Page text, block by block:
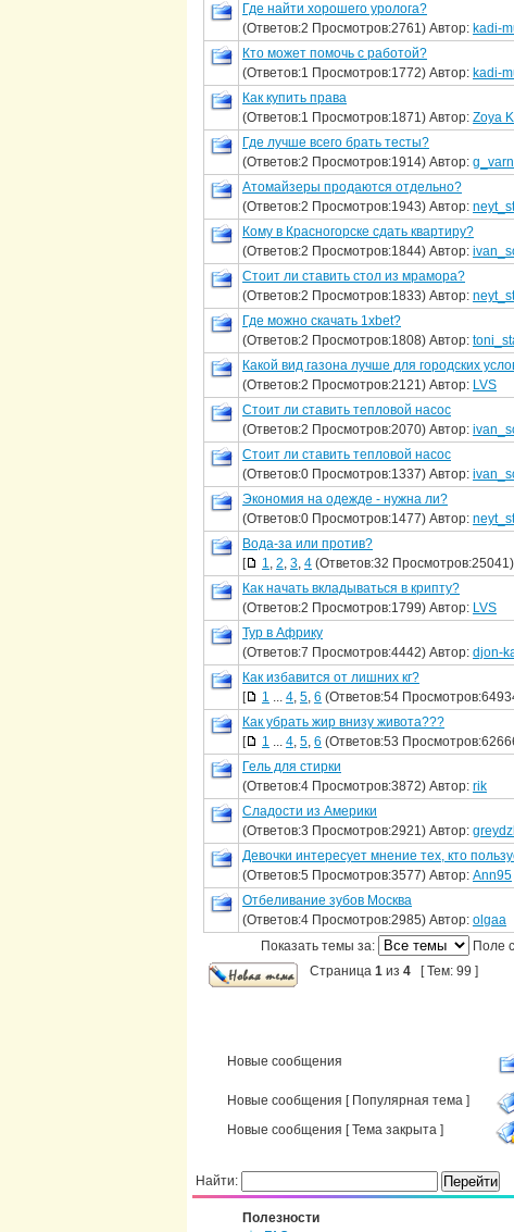
Где найти хорошего уролога?
(Ответов:2 Просмотров:2761) Автор: kadi-
Кто может помочь с работой?
(Ответов:1 Просмотров:1772) Автор: kadi-
Как купить права
(Ответов:1 Просмотров:1871) Автор: Zoya
Где лучше всего брать тесты?
(Ответов:2 Просмотров:1914) Автор:
Атомайзеры продаются отдельно?
(Ответов:2 Просмотров:1943) Автор:
Кому в Красногорске сдать квартиру?
(Ответов:2 Просмотров:1844) Автор:
Стоит ли ставить стол из мрамора?
(Ответов:2 Просмотров:1833) Автор:
Где можно скачать 1xbet?
(Ответов:2 Просмотров:1808) Автор:
Какой вид газона лучше для городских
(Ответов:2 Просмотров:2121) Автор: LVS
Стоит ли ставить тепловой насос
(Ответов:2 Просмотров:2070) Автор:
Стоит ли ставить тепловой насос
(Ответов:0 Просмотров:1337) Автор:
Экономия на одежде - нужна ли?
(Ответов:0 Просмотров:1477) Автор:
Вода-за или против?
[
1, 2, 3, 4 (Ответов:32
Как начать вкладываться в крипту?
(Ответов:2 Просмотров:1799) Автор: LVS
Тур в Африку
(Ответов:7 Просмотров:4442) Автор: djon-
Как избавится от лишних кг?
[
1 ... 4, 5, 6 (Ответов:54
Как убрать жир внизу живота???
[
1 ... 4, 5, 6 (Ответов:53
Гель для стирки
(Ответов:4 Просмотров:3872) Автор: rik
Сладости из Америки
(Ответов:3 Просмотров:2921) Автор:
Девочки интересует мнение тех, кто
(Ответов:5 Просмотров:3577) Автор: Ann95
Отбеливание зубов Москва
(Ответов:4 Просмотров:2985) Автор: olgaa
Показать темы за:
Поле
Страница 1 из 4 [ Тем: 99 ]
Новые сообщения
Новые сообщения [ Популярная тема ]
Новые сообщения [ Тема закрыта ]
Найти:
Полезности